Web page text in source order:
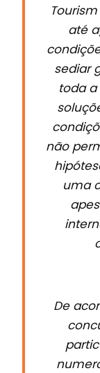
até
sediar
toda
não
uma
De